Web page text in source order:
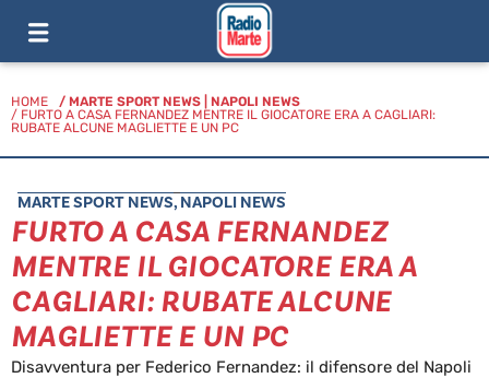
HOME / MARTE SPORT NEWS
NAPOLI NEWS
/ FURTO A CASA FERNANDEZ MENTRE IL GIOCATORE ERA A CAGLIARI:
RUBATE ALCUNE MAGLIETTE E UN PC
MARTE SPORT NEWS, NAPOLI NEWS
FURTO A CASA FERNANDEZ
MENTRE IL GIOCATORE ERA A
CAGLIARI: RUBATE ALCUNE
MAGLIETTE E UN PC
Disavventura per Federico Fernandez: il difensore del Napoli